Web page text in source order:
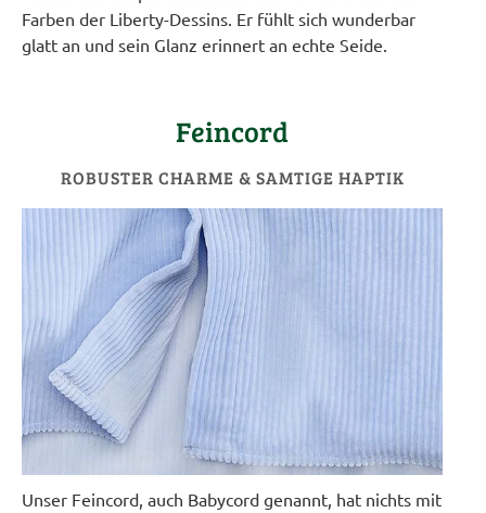
Farben der Liberty-Dessins. Er fühlt sich wunderbar
glatt an und sein Glanz erinnert an echte Seide.
Feincord
ROBUSTER CHARME & SAMTIGE HAPTIK
Unser Feincord, auch Babycord genannt, hat nichts mit